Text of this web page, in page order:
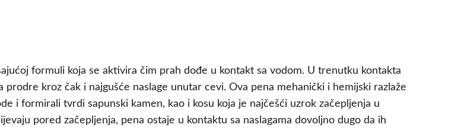
formuli koja se aktivira čim prah dođe u kontakt sa vodom. U trenutku kontakta
kroz čak i najgušće naslage unutar cevi. Ova pena mehanički i hemijski razlaže
i formirali tvrdi sapunski kamen, kao i kosu koja je najčešći uzrok začepljenja u
pored začepljenja, pena ostaje u kontaktu sa naslagama dovoljno dugo da ih